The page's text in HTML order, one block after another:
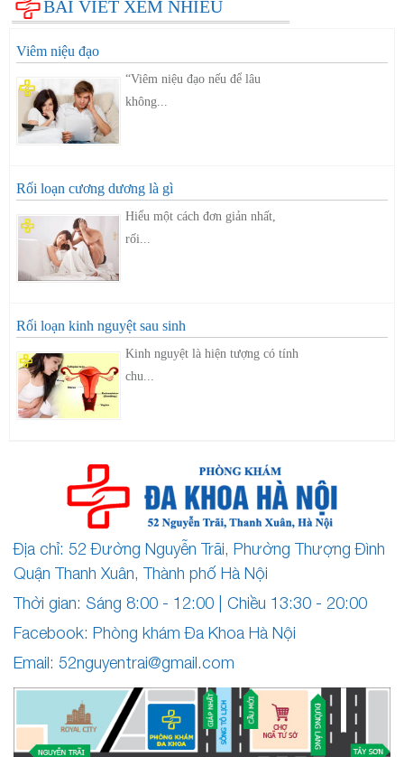
BÀI VIẾT XEM NHIỀU
Viêm niệu đạo
“Viêm niệu đạo nếu để lâu
không...
Rối loạn cương dương là gì
Hiểu một cách đơn giản nhất,
rối...
Rối loạn kinh nguyệt sau sinh
Kinh nguyệt là hiện tượng có tính
chu...
Địa chỉ: 52 Đường Nguyễn Trãi, Phường Thượng Đình
Quận Thanh Xuân, Thành phố Hà Nội
Thời gian: Sáng 8:00 - 12:00 | Chiều 13:30 - 20:00
Facebook: Phòng khám Đa Khoa Hà Nội
Email: 52nguyentrai@gmail.com